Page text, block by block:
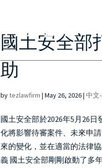
國土安全
助
bytezlawfirm |May 26, 2026|中文
國土安全部於2026年5月26
化將影響待審案件、未來申
來的變化，並在適當的法律
義 國土安全部剛剛啟動了多